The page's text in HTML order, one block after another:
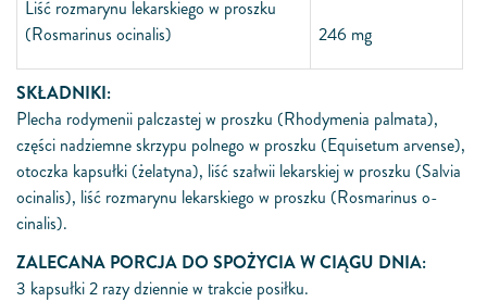
Liść rozmarynu lekarskiego w proszku
(Rosmarinus o­cinalis) 246 mg
SKŁADNIKI:
Plecha rodymenii palczastej w proszku (Rhodymenia palmata),
części nadziemne skrzypu polnego w proszku (Equisetum arvense),
otoczka kapsułki (żelatyna), liść szałwii lekarskiej w proszku (Salvia
o­cinalis), liść rozmarynu lekarskiego w proszku (Rosmarinus o­
cinalis).
ZALECANA PORCJA DO SPOŻYCIA W CIĄGU DNIA:
3 kapsułki 2 razy dziennie w trakcie posiłku.